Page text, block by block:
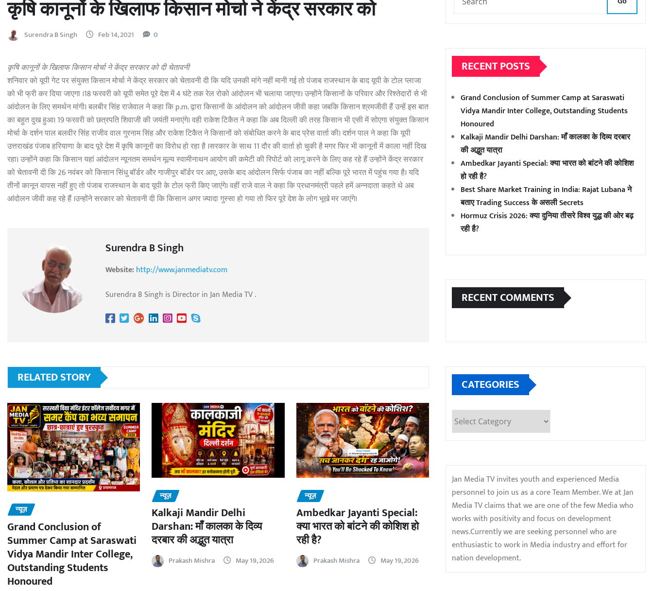
कृषि कानूनों के खिलाफ किसान मोर्चा ने केंद्र सरकार को
Surendra B Singh Feb 14, 2021 0
कृषि कानूनों के खिलाफ किसान मोर्चा ने केंद्र सरकार को दी चेतावनी
शनिवार को यूपी गेट पर संयुक्त किसान मोर्चा ने केंद्र सरकार को चेतावनी दी कि यदि उनकी मांगे नहीं मानी गई तो पंजाब राजस्थान के बाद यूपी के टोल प्लाजा
को भी फ्री कर दिया जाएगा ।18 फरवरी को यूपी समेत पूरे देश में 4 घंटे तक रेल रोको आंदोलन भी चलाया जाएगा। उन्होंने किसानों के परिवार और रिश्तेदारों से भी
आंदोलन के लिए समर्थन मांगी। बलबीर सिंह राजेवाल ने कहा कि p.m. द्वारा किसानों के आंदोलन को आंदोलन जीवी कहा जबकि किसान श्रमजीवी हैं उन्हें इस बात
का बहुत दुख हुआ। 19 फरवरी को छत्रपति शिवाजी की जयंती मनाएंगे। वही राकेश टिकैत ने कहा कि अब दिल्ली की तरह किसान भी एसी में सोएगा संयुक्त किसान
मोर्चा के दर्शन पाल बलवीर सिंह राजीव वाल गुरनाम सिंह और राकेश टिकैत ने किसानों को संबोधित करने के बाद प्रेस वार्ता की। दर्शन पाल ने कहा कि यूपी
उत्तराखंड पंजाब हरियाणा के बाद पूरे देश में कृषि कानूनों का विरोध हो रहा है ।सरकार के साथ 11 दौर की वार्ता हो चुकी है मगर फिर भी कानूनों में काला नहीं दिख
रहा। उन्होंने कहा कि किसान यहां आंदोलन न्यूनतम समर्थन मूल्य स्वामीनाथन आयोग की कमेटी की रिपोर्ट को लागू करने के लिए कह रहे हैं उन्होंने केंद्र सरकार
को चेतावनी दी कि 26 नवंबर को किसान सिंधु बॉर्डर और गाजीपुर बॉर्डर पर आए, उसके बाद आंदोलन सिर्फ पंजाब का नहीं बल्कि पूरे भारत में पहुंच गया है। यदि
तीनों कानून वापस नहीं हुए तो पंजाब राजस्थान के बाद यूपी के टोल फ्री किए जाएंगे। वहीं राजे वाल ने कहा कि प्रधानमंत्री पहले हमें अन्नदाता कहते थे अब
आंदोलन जीवी कह रहे हैं ।उन्होंने सरकार को चेतावनी दी कि किसान अगर ज्यादा गुस्सा हो गया तो फिर पूरे देश के लोग भूखे मर जाएंगे।
Surendra B Singh
Website:http://www.janmediatv.com
Surendra B Singh is Director in Jan Media TV .
RELATED STORY
न्यूज़
Grand Conclusion of
Summer Camp at Saraswati
Vidya Mandir Inter College,
Outstanding Students
Honoured
न्यूज़
Kalkaji Mandir Delhi
Darshan: माँ कालका के दिव्य
दरबार की अद्भुत यात्रा
Prakash Mishra May 19, 2026
न्यूज़
Ambedkar Jayanti Special:
क्या भारत को बांटने की कोशिश हो
रही है?
Prakash Mishra May 19, 2026
RECENT POSTS
Grand Conclusion of Summer Camp at Saraswati
Vidya Mandir Inter College, Outstanding Students
Honoured
Kalkaji Mandir Delhi Darshan: माँ कालका के दिव्य दरबार
की अद्भुत यात्रा
Ambedkar Jayanti Special: क्या भारत को बांटने की कोशिश
हो रही है?
Best Share Market Training in India: Rajat Lubana ने
बताए Trading Success के असली Secrets
Hormuz Crisis 2026: क्या दुनिया तीसरे विश्व युद्ध की ओर बढ़
रही है?
RECENT COMMENTS
CATEGORIES
Categories
Jan Media TV invites youth and experienced Media
personnel to join us as a core Team Member. We at Jan
Media TV claims that we are one of the few Media who
works with positivity and focus on development
news.Currently we are seeking personnel who are
enthusiastic to work in Media industry and effort for
nation development.